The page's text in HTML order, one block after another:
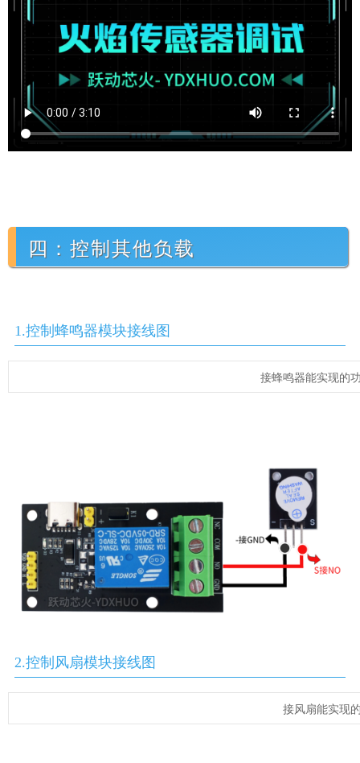
四：控制其他负载
1.控制蜂鸣器模块接线图
接蜂鸣器能实现的
2.控制风扇模块接线图
接风扇能实现